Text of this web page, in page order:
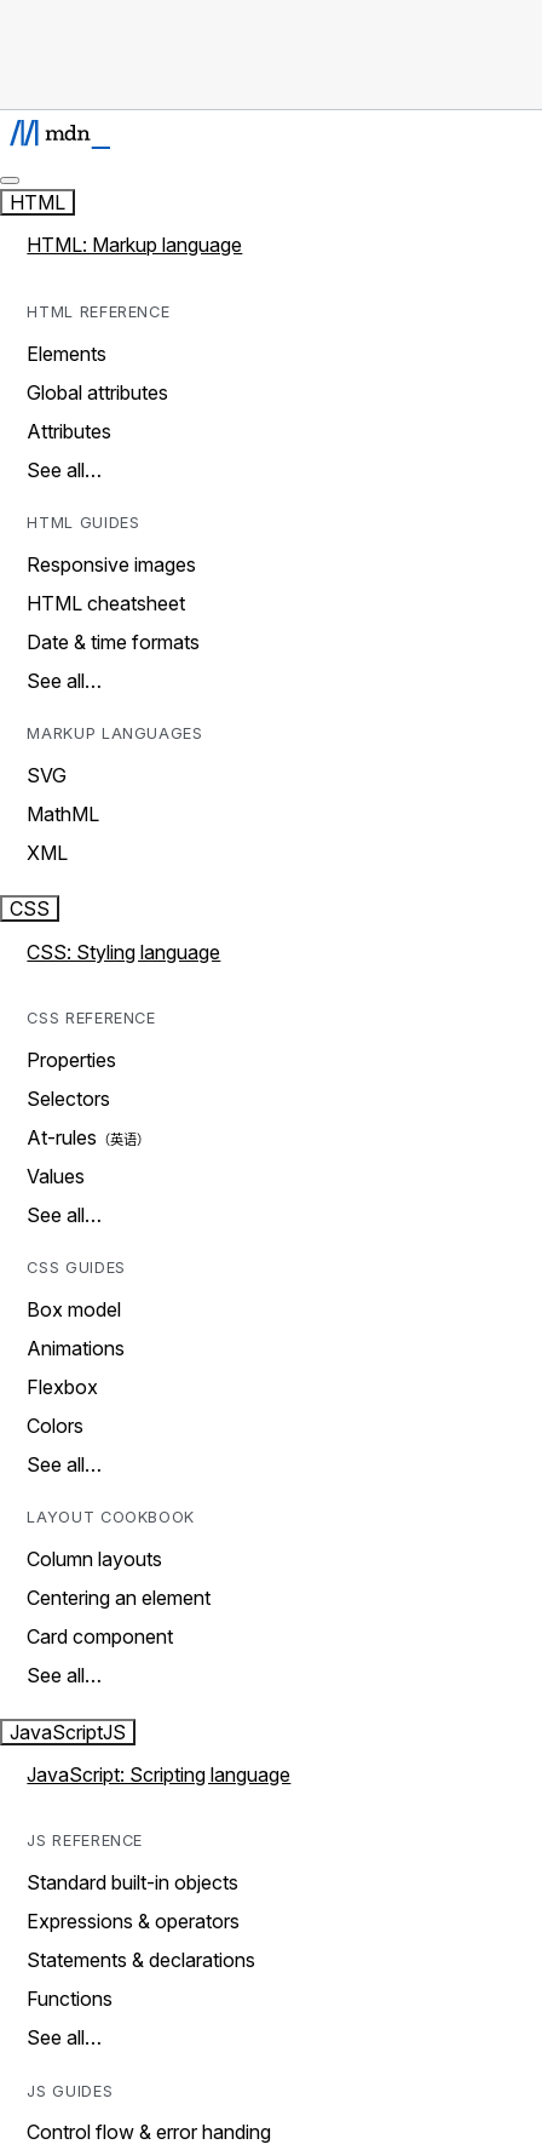
HTML
HTML: Markup language
HTML REFERENCE
Elements
Global attributes
Attributes
See all…
HTML GUIDES
Responsive images
HTML cheatsheet
Date & time formats
See all…
MARKUP LANGUAGES
SVG
MathML
XML
CSS
CSS: Styling language
CSS REFERENCE
Properties
Selectors
At-rules
Values
See all…
CSS GUIDES
Box model
Animations
Flexbox
Colors
See all…
LAYOUT COOKBOOK
Column layouts
Centering an element
Card component
See all…
JavaScriptJS
JavaScript: Scripting language
JS REFERENCE
Standard built-in objects
Expressions & operators
Statements & declarations
Functions
See all…
JS GUIDES
Control flow & error handing